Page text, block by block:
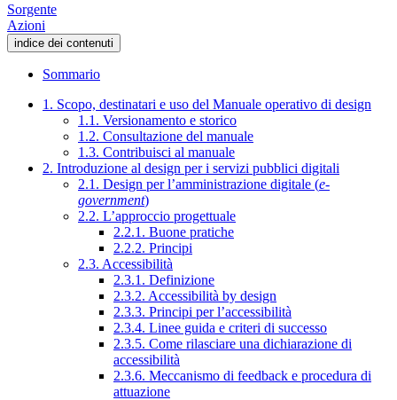
Sorgente
Azioni
indice dei contenuti
Sommario
1. Scopo, destinatari e uso del Manuale operativo di design
1.1. Versionamento e storico
1.2. Consultazione del manuale
1.3. Contribuisci al manuale
2. Introduzione al design per i servizi pubblici digitali
2.1. Design per l’amministrazione digitale (e-
government)
2.2. L’approccio progettuale
2.2.1. Buone pratiche
2.2.2. Principi
2.3. Accessibilità
2.3.1. Definizione
2.3.2. Accessibilità by design
2.3.3. Principi per l’accessibilità
2.3.4. Linee guida e criteri di successo
2.3.5. Come rilasciare una dichiarazione di
accessibilità
2.3.6. Meccanismo di feedback e procedura di
attuazione